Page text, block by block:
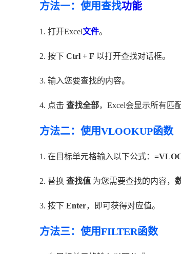
方法一：使用查找功能
1. 打开Excel文件。
2. 按下 Ctrl + F 以打开查找对话框。
3. 输入您要查找的内容。
4. 点击 查找全部，Excel会显示所有匹
方法二：使用VLOOKUP函数
1. 在目标单元格输入以下公式：
2. 替换 查找值 为您需要查找的内容，
3. 按下 Enter，即可获得对应值。
方法三：使用FILTER函数